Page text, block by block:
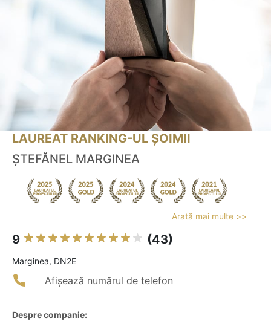
LAUREAT RANKING-UL ȘOIMII
ȘTEFĂNEL MARGINEA
Arată mai multe >>
9 (43)
Marginea, DN2E
Afișează numărul de telefon
Despre companie: